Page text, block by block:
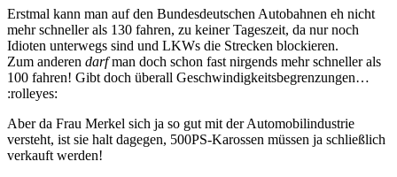
Erstmal kann man auf den Bundesdeutschen Autobahnen eh nicht
mehr schneller als 130 fahren, zu keiner Tageszeit, da nur noch
Idioten unterwegs sind und LKWs die Strecken blockieren.
Zum anderen darfman doch schon fast nirgends mehr schneller als
100 fahren! Gibt doch überall Geschwindigkeitsbegrenzungen…
:rolleyes:
Aber da Frau Merkel sich ja so gut mit der Automobilindustrie
versteht, ist sie halt dagegen, 500PS-Karossen müssen ja schließlich
verkauft werden!